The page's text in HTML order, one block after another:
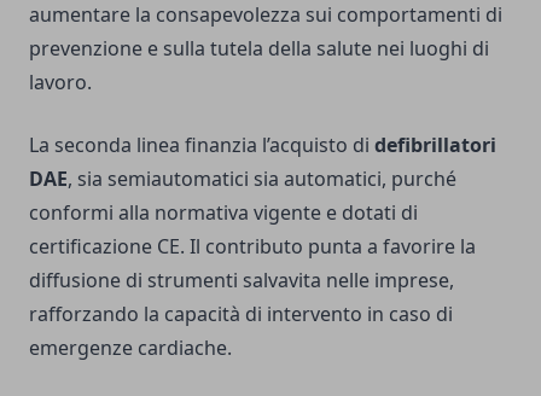
aumentare la consapevolezza sui comportamenti di
prevenzione e sulla tutela della salute nei luoghi di
lavoro.
La seconda linea finanzia l’acquisto di defibrillatori
DAE, sia semiautomatici sia automatici, purché
conformi alla normativa vigente e dotati di
certificazione CE. Il contributo punta a favorire la
diffusione di strumenti salvavita nelle imprese,
rafforzando la capacità di intervento in caso di
emergenze cardiache.